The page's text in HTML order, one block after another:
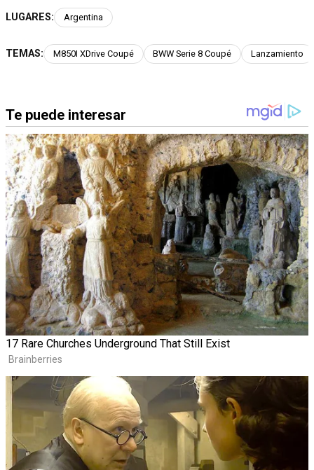
LUGARES: Argentina
TEMAS: M850I XDrive Coupé BWW Serie 8 Coupé Lanzamiento